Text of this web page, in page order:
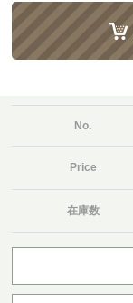
No.
Price
在庫数